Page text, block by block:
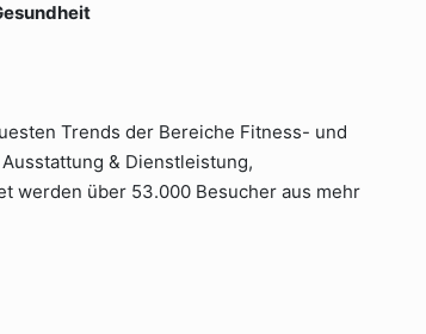
Trends der Bereiche Fitness- und
& Dienstleistung,
werden über 53.000 Besucher aus mehr